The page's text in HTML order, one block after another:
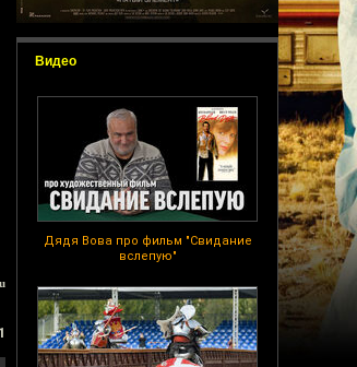
Видео
Дядя Вова про фильм "Свидание
вслепую"